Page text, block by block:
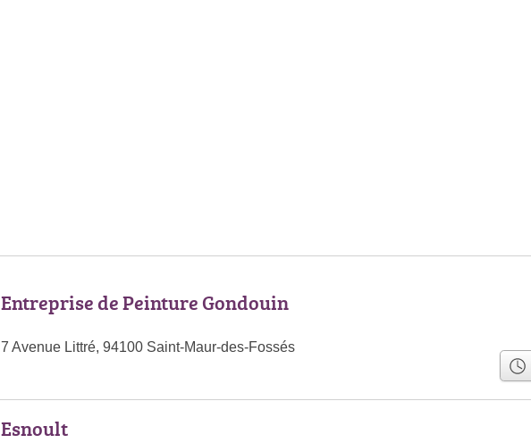
Entreprise de Peinture Gondouin
7 Avenue Littré, 94100 Saint-Maur-des-Fossés
Esnoult